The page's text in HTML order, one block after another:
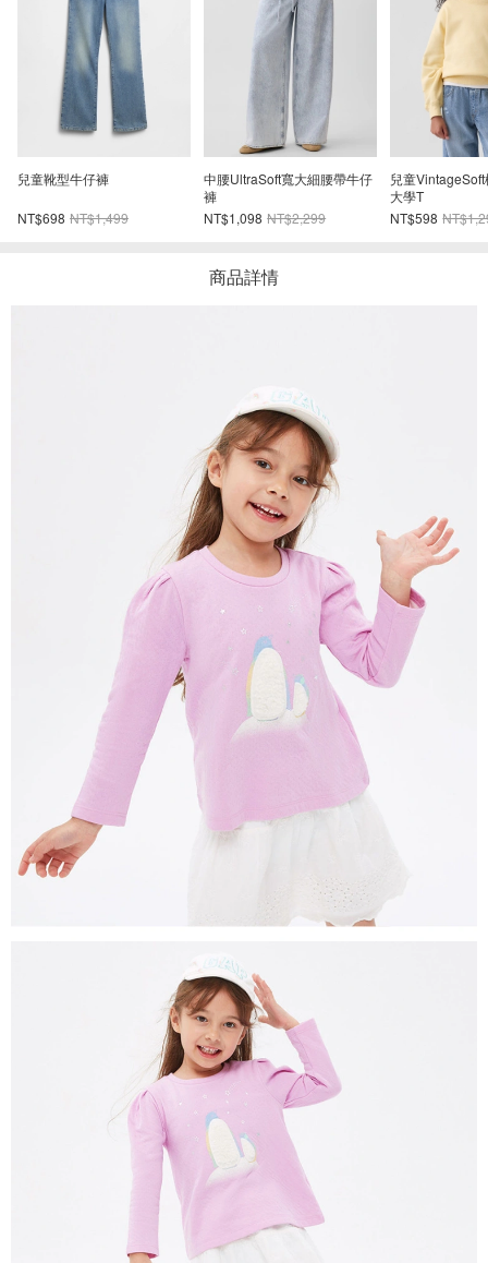
兒童VintageSoft楔形剪裁圓領
NT$598 NT$1,299
嬰兒牛仔套裝
NT$698 NT$1,499
高腰寬鬆筒形牛
NT$898
商品詳情